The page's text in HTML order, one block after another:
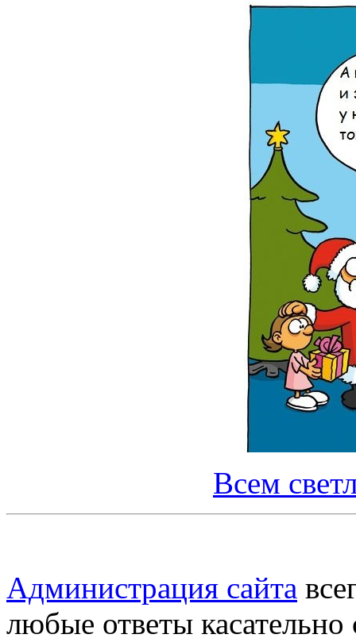
Всем
Администрация сайта
любые ответы касательно